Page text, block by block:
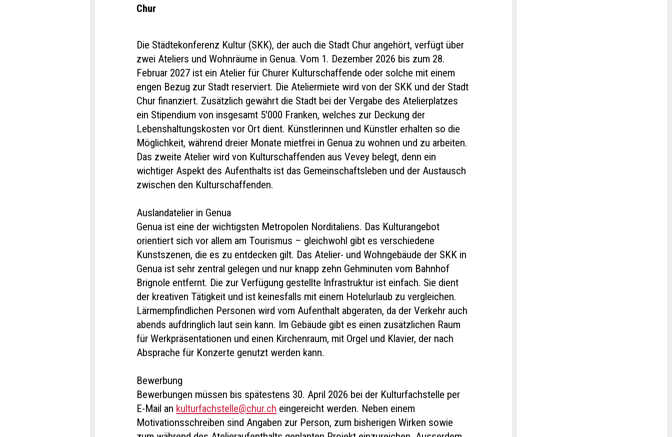
Chur
Die Städtekonferenz Kultur (SKK), der auch die Stadt Chur angehört, verfügt über
zwei Ateliers und Wohnräume in Genua. Vom 1. Dezember 2026 bis zum 28.
Februar 2027 ist ein Atelier für Churer Kulturschaffende oder solche mit einem
engen Bezug zur Stadt reserviert. Die Ateliermiete wird von der SKK und der Stadt
Chur finanziert. Zusätzlich gewährt die Stadt bei der Vergabe des Atelierplatzes
ein Stipendium von insgesamt 5'000 Franken, welches zur Deckung der
Lebenshaltungskosten vor Ort dient. Künstlerinnen und Künstler erhalten so die
Möglichkeit, während dreier Monate mietfrei in Genua zu wohnen und zu arbeiten.
Das zweite Atelier wird von Kulturschaffenden aus Vevey belegt, denn ein
wichtiger Aspekt des Aufenthalts ist das Gemeinschaftsleben und der Austausch
zwischen den Kulturschaffenden.
Auslandatelier in Genua
Genua ist eine der wichtigsten Metropolen Norditaliens. Das Kulturangebot
orientiert sich vor allem am Tourismus – gleichwohl gibt es verschiedene
Kunstszenen, die es zu entdecken gilt. Das Atelier- und Wohngebäude der SKK in
Genua ist sehr zentral gelegen und nur knapp zehn Gehminuten vom Bahnhof
Brignole entfernt. Die zur Verfügung gestellte Infrastruktur ist einfach. Sie dient
der kreativen Tätigkeit und ist keinesfalls mit einem Hotelurlaub zu vergleichen.
Lärmempfindlichen Personen wird vom Aufenthalt abgeraten, da der Verkehr auch
abends aufdringlich laut sein kann. Im Gebäude gibt es einen zusätzlichen Raum
für Werkpräsentationen und einen Kirchenraum, mit Orgel und Klavier, der nach
Absprache für Konzerte genutzt werden kann.
Bewerbung
Bewerbungen müssen bis spätestens 30. April 2026 bei der Kulturfachstelle per
E-Mail an kulturfachstelle@chur.ch eingereicht werden. Neben einem
Motivationsschreiben sind Angaben zur Person, zum bisherigen Wirken sowie